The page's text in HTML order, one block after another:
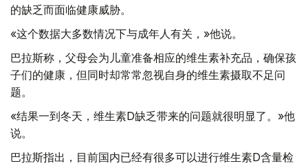
的缺乏而面临健康威胁。
«这个数据大多数情况下与成年人有关，»他说。
巴拉斯称，父母会为儿童准备相应的维生素补充品，确保孩
子们的健康，但同时却常常忽视自身的维生素摄取不足问
题。
«结果一到冬天，维生素D缺乏带来的问题就很明显了。»他
说。
巴拉斯指出，目前国内已经有很多可以进行维生素D含量检